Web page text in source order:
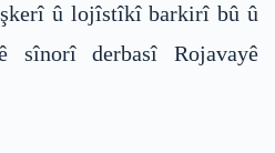
û lojîstîkî barkirî bû û
derbasî Rojavayê